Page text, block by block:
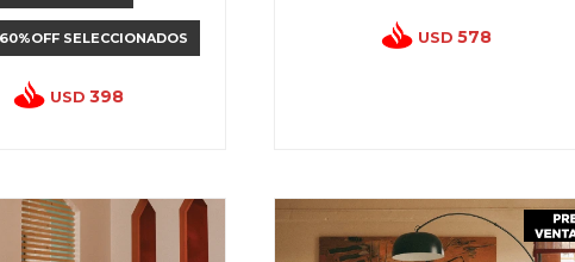
SELECCIONADOS
USD 398
USD 578